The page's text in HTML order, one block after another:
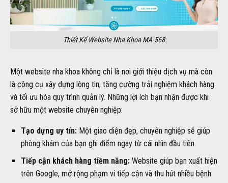
Thiết Kế Website Nha Khoa MA-568
Một website nha khoa không chỉ là nơi giới thiệu dịch vụ mà còn
là công cụ xây dựng lòng tin, tăng cường trải nghiệm khách hàng
và tối ưu hóa quy trình quản lý. Những lợi ích bạn nhận được khi
sở hữu một website chuyên nghiệp:
Tạo dựng uy tín:Một giao diện đẹp, chuyên nghiệp sẽ giúp
phòng khám của bạn ghi điểm ngay từ cái nhìn đầu tiên.
Tiếp cận khách hàng tiềm năng:Website giúp bạn xuất hiện
trên Google, mở rộng phạm vi tiếp cận và thu hút nhiều bệnh